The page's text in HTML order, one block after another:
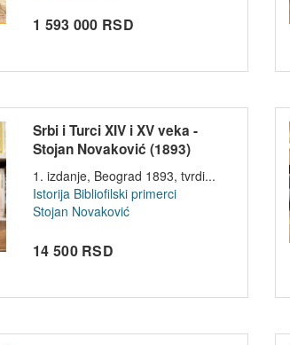
1 593 000 RSD
Srbi i Turci XIV i XV veka -
Stojan Novaković (1893)
1. izdanje, Beograd 1893, tvrdi...
Istorija Bibliofilski primerci
Stojan Novaković
14 500 RSD